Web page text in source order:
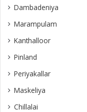
Dambadeniya
Marampulam
Kanthalloor
Pinland
Periyakallar
Maskeliya
Chillalai